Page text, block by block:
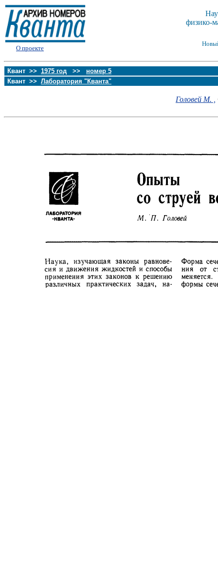
О проекте
физико-
Квант >> 1975 год >> номер 5
Квант >> Лаборатория "Кванта"
Головей М. ,